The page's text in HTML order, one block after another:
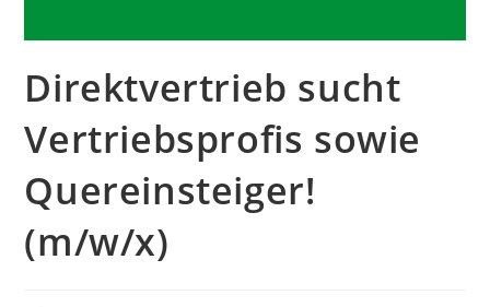
Direktvertrieb sucht
Vertriebsprofis sowie
Quereinsteiger!
(m/w/x)